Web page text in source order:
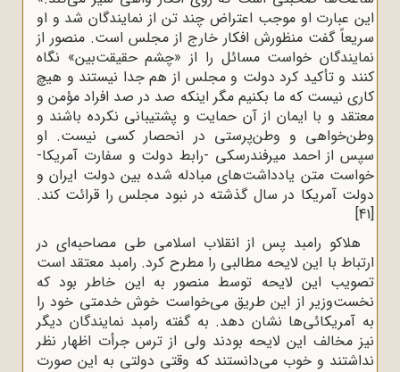
این عبارت او موجب اعتراض چند تن از نمایندگان شد و او
سریعاً گفت منظورش افکار خارج از مجلس است. منصور از
نمایندگان خواست مسائل را از «چشم حقیقت‌بین» نگاه
کنند و تأکید کرد دولت و مجلس از هم جدا نیستند و هیچ
کاری نیست که ما بکنیم مگر اینکه صد در صد افراد مؤمن و
معتقد و با ایمان از آن حمایت و پشتیبانی نکرده باشند و
وطن‌خواهی و وطن‌پرستی در انحصار کسی نیست. او
سپس از احمد میرفندرسکی -رابط دولت و سفارت آمریکا-
خواست متن یادداشت‌های مبادله شده بین دولت ایران و
دولت آمریکا در سال گذشته در نبود مجلس را قرائت کند.
[41]
هلاکو رامبد پس از انقلاب اسلامی طی مصاحبه‌ای در
ارتباط با این لایحه مطالبی را مطرح کرد. رامبد معتقد است
تصویب این لایحه توسط منصور به این خاطر بود که
نخست‌وزیر از این طریق می‌خواست خوش خدمتی خود را
به آمریکائی‌ها نشان دهد. به گفته رامبد نمایندگان دیگر
نیز مخالف این لایحه بودند ولی از ترس جرأت اظهار نظر
نداشتند و خوب می‌دانستند که وقتی دولتی به این صورت